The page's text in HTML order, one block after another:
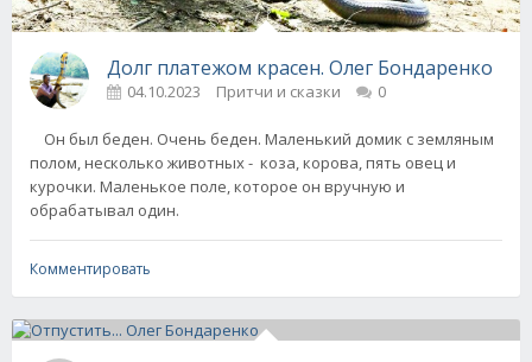
Долг платежом красен. Олег Бондаренко
04.10.2023 Притчи и сказки 0
Он был беден. Очень беден. Маленький домик с земляным
полом, несколько животных - коза, корова, пять овец и
курочки. Маленькое поле, которое он вручную и
обрабатывал один.
Комментировать